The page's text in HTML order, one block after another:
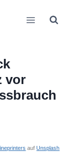
vor
aufUnsplash